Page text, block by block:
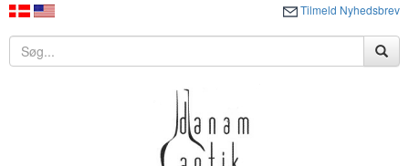
Tilmeld Nyhedsbrev